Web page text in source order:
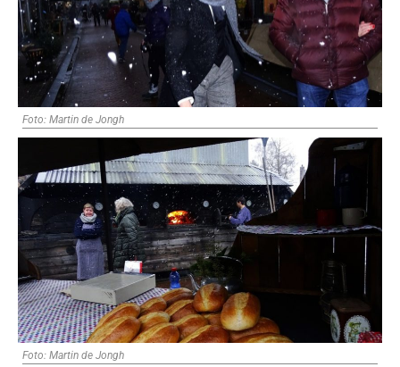
Foto: Martin de Jongh
Foto: Martin de Jongh